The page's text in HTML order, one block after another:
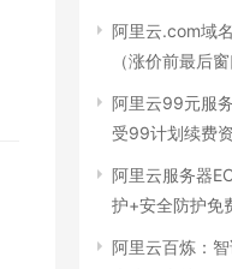
阿里云.com域
（涨价前最后窗
阿里云99元服
受99计划续费
阿里云服务器
护+安全防护免
阿里云百炼：